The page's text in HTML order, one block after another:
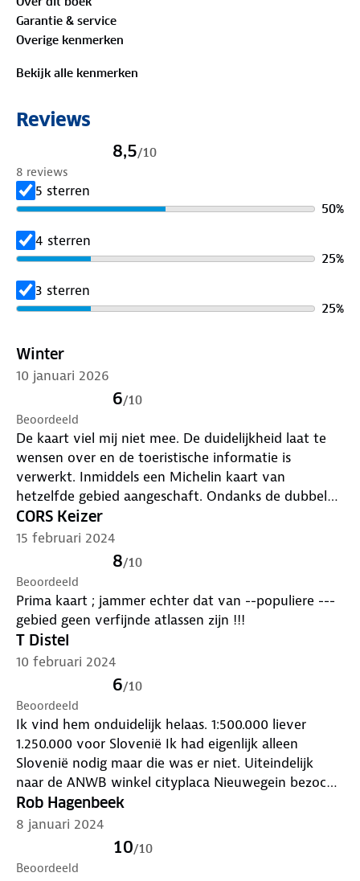
nog compacter en handzamer.
Met de gedetailleerde en nauwkeurige ANWB
Wegenkaart Europa 5. Kroatië, Slovenië ga je goed
voorbereid op autovakantie. Schaal van 1:500.000 (1
• Overzichtelijke oriëntatie
• Schaal 1:500.000 (1 cm = 5 km)
Garantie & service
Overige kenmerken
Bekijk alle kenmerken
Reviews
8,5/10
8 reviews
5 sterren
50%
4 sterren
25%
3 sterren
25%
Winter
10 januari 2026
6/10
Beoordeeld
De kaart viel mij niet mee. De duidelijkheid laat te
wensen over en de toeristische informatie is
verwerkt. Inmiddels een Michelin kaart van
hetzelfde gebied aangeschaft. Ondanks de dubbele
schaal (1:1.000.000) bied deze meer overzicht en
informatie.
CORS Keizer
15 februari 2024
8/10
Beoordeeld
Prima kaart ; jammer echter dat van --populiere ---
gebied geen verfijnde atlassen zijn !!!
T Distel
10 februari 2024
6/10
Beoordeeld
Ik vind hem onduidelijk helaas. 1:500.000 liever
1.250.000 voor Slovenië Ik had eigenlijk alleen
Slovenië nodig maar die was er niet. Uiteindelijk
naar de ANWB winkel cityplaca Nieuwegein bezocht
om retour te doen maar helaas men deed hier erg
moeilijk omdat er een stickertje ontbrak op de
achterzijde van de kaart. Heb boos de kaart maar
weer meegenomen. Jammer ANWB slechte service
Rob Hagenbeek
8 januari 2024
10/10
Beoordeeld